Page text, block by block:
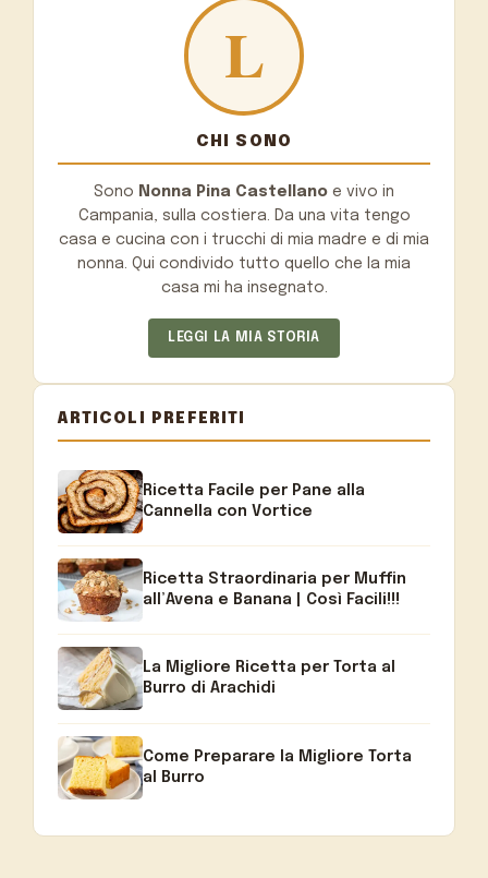
CHI SONO
Sono Nonna Pina Castellano e vivo in
Campania, sulla costiera. Da una vita tengo
casa e cucina con i trucchi di mia madre e di mia
nonna. Qui condivido tutto quello che la mia
casa mi ha insegnato.
LEGGI LA MIA STORIA
ARTICOLI PREFERITI
Ricetta Facile per Pane alla
Cannella con Vortice
Ricetta Straordinaria per Muffin
all’Avena e Banana | Così Facili!!!
La Migliore Ricetta per Torta al
Burro di Arachidi
Come Preparare la Migliore Torta
al Burro